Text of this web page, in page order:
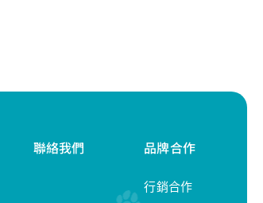
聯絡我們 品牌合作
行銷合作